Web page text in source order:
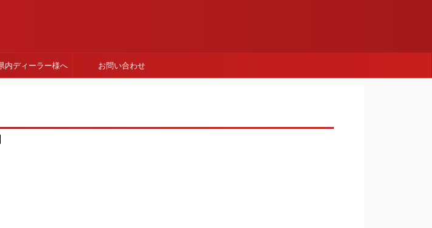
内ディーラー様へ お問い合わせ